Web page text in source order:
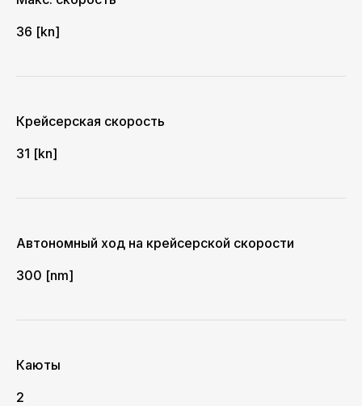
36 [kn]
Крейсерская скорость
31 [kn]
Автономный ход на крейсерской скорости
300 [nm]
Каюты
2